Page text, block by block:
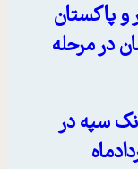
و پاکستان
در مرحله
سپه در